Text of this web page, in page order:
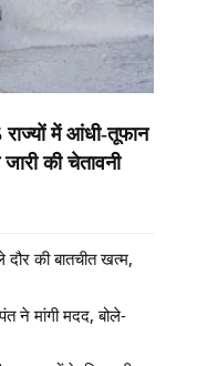
में आंधी-तूफान
की चेतावनी
की बातचीत खत्म,
ने मांगी मदद, बोले-